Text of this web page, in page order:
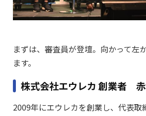
まずは、審査員が登壇。向かって左
ます。
株式会社エウレカ 創業者
2009年にエウレカを創業し、代表取